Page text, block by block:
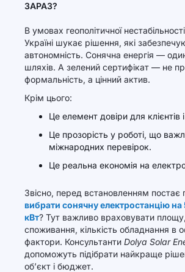
ЗАРАЗ?
В умовах геополітичної
Україні шукає рішення, які
автономність. Сонячна енергія —
шляхів. А зелений сертифікат — не
формальність, а цінний актив.
Крім цього:
Це елемент довіри для клієнтів
Це прозорість у роботі, що
міжнародних перевірок.
Це реальна економія на
Звісно, перед встановленням постає
вибрати сонячну електростанцію на
кВт? Тут важливо враховувати
споживання, кількість обладнання в
фактори. Консультанти Dolya Solar
допоможуть підібрати найкраще
об’єкт і бюджет.